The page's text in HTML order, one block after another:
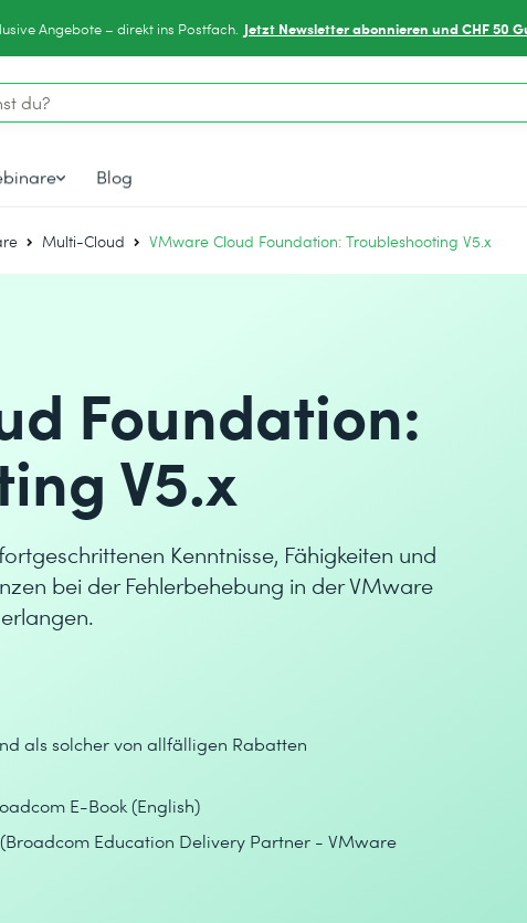
Angebote – direkt ins Postfach. Jetzt Newsletter abonnieren und CHF 50
Blog
Multi-Cloud VMware Cloud Foundation: Troubleshooting V5.x
Foundation:
V5.x
Kenntnisse, Fähigkeiten und
bei der Fehlerbehebung in der VMware
als solcher von allfälligen Rabatten
E-Book (English)
Education Delivery Partner - VMware